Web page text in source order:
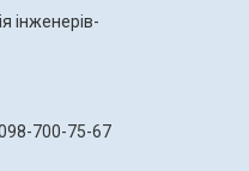
інженерів-
700-75-67